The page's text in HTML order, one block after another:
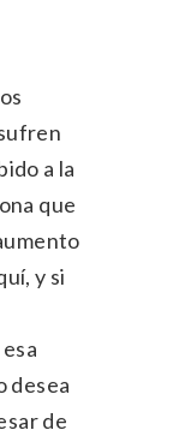
a la
que
y si
desea
de